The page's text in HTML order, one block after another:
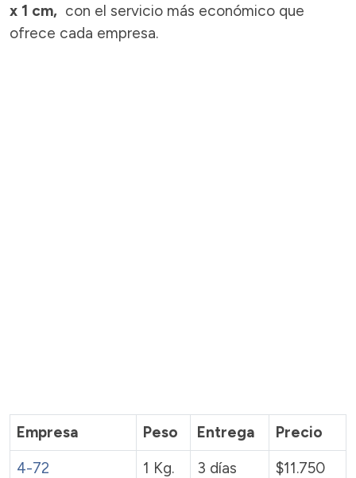
x 1 cm, con el servicio más económico que
ofrece cada empresa.
Empresa Peso Entrega
Precio
4-72
1 Kg. 3 días
$11.750